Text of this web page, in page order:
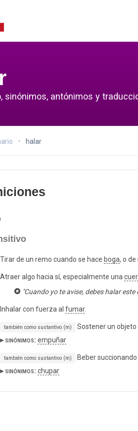
sinónimos, antónimos y
halar
Tirar de un remo cuando se hace boga, o de
Atraer algo hacia sí, especialmente una
"Cuando yo te avise, debes halar
Inhalar con fuerza al fumar.
también como sustantivo (m) Sostener un
▸ sinónimos: empuñar
también como sustantivo (m) Beber
▸ sinónimos: chupar